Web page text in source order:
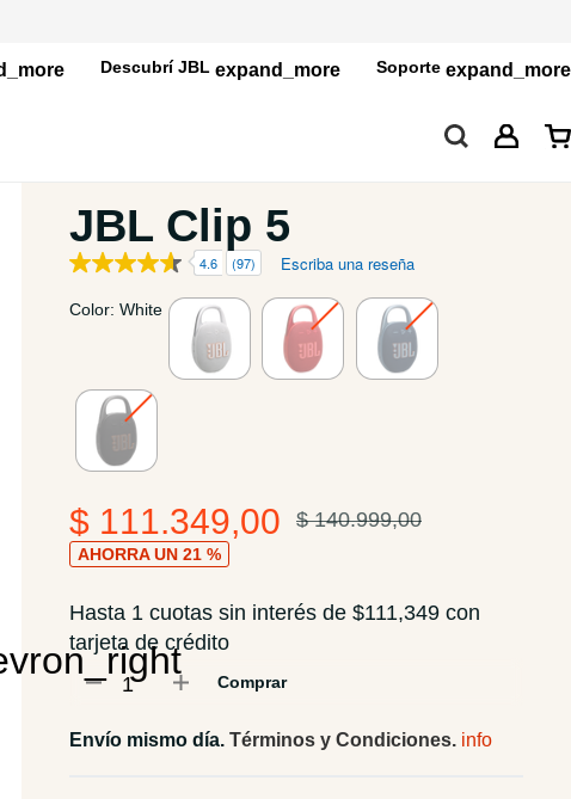
Descubrí JBL Soporte
JBL Clip 5
JBL Clip 5
4.6 (97) Escriba una reseña
Color: White
$ 111.349,00 $ 140.999,00
AHORRA UN 21 %
Installments
Hasta 1 cuotas sin interés de $111,349 con
tarjeta de crédito
Quantity
Comprar
Envío mismo día. Términos y Condiciones.